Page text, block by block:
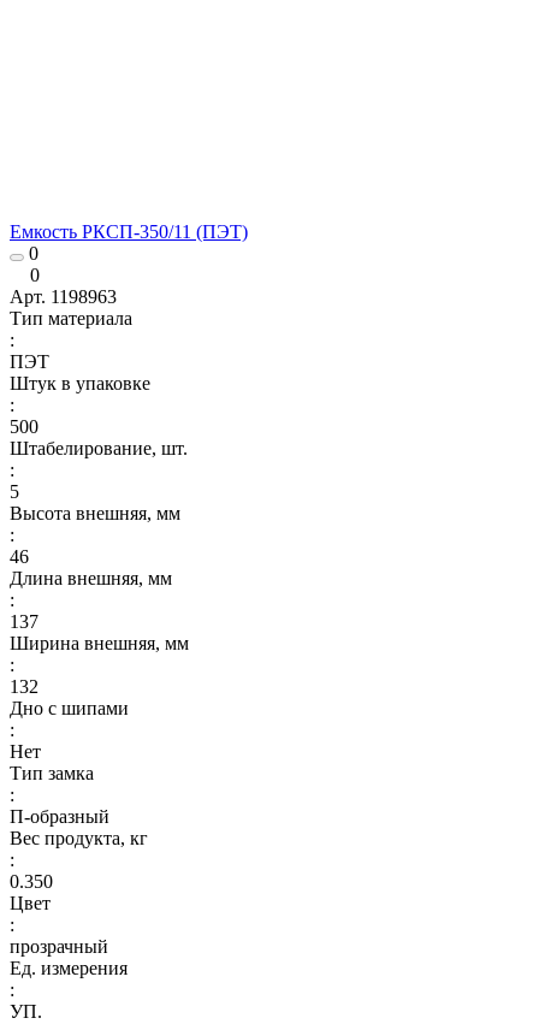
Емкость РКСП-350/11 (ПЭТ)
0
0
Арт. 1198963
Тип материала
:
ПЭТ
Штук в упаковке
:
500
Штабелирование, шт.
:
5
Высота внешняя, мм
:
46
Длина внешняя, мм
:
137
Ширина внешняя, мм
:
132
Дно с шипами
:
Нет
Тип замка
:
П-образный
Вес продукта, кг
:
0.350
Цвет
:
прозрачный
Ед. измерения
:
УП.